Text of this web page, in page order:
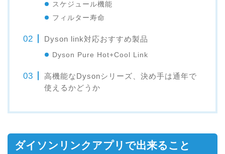
スケジュール機能
フィルター寿命
Dyson link対応おすすめ製品
Dyson Pure Hot+Cool Link
高機能なDysonシリーズ、決め手は通年で
使えるかどうか
ダイソンリンクアプリで出来ること